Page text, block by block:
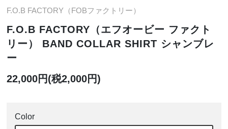
F.O.B FACTORY（FOBファクトリー）
F.O.B FACTORY（エフオービー ファクト
リー） BAND COLLAR SHIRT シャンブレ
ー
22,000円(税2,000円)
Color